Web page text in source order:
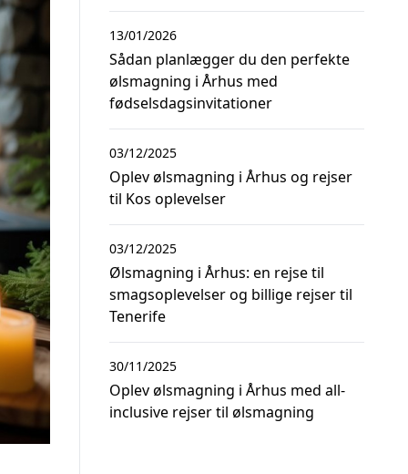
Sådan planlægger du den perfekte
ølsmagning i Århus med
fødselsdagsinvitationer
13/01/2026
Oplev ølsmagning i Århus og rejser
til Kos oplevelser
03/12/2025
Ølsmagning i Århus: en rejse til
smagsoplevelser og billige rejser til
Tenerife
03/12/2025
Oplev ølsmagning i Århus med all-
inclusive rejser til ølsmagning
30/11/2025